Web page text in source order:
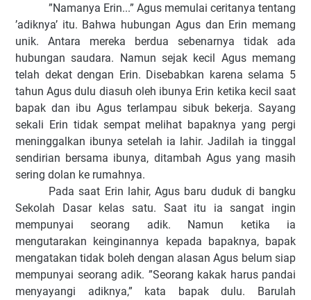
”Namanya Erin...” Agus memulai ceritanya tentang
’adiknya’ itu. Bahwa hubungan Agus dan Erin memang
unik. Antara mereka berdua sebenarnya tidak ada
hubungan saudara. Namun sejak kecil Agus memang
telah dekat dengan Erin. Disebabkan karena selama 5
tahun Agus dulu diasuh oleh ibunya Erin ketika kecil saat
bapak dan ibu Agus terlampau sibuk bekerja. Sayang
sekali Erin tidak sempat melihat bapaknya yang pergi
meninggalkan ibunya setelah ia lahir. Jadilah ia tinggal
sendirian bersama ibunya, ditambah Agus yang masih
sering dolan ke rumahnya.
Pada saat Erin lahir, Agus baru duduk di bangku
Sekolah Dasar kelas satu. Saat itu ia sangat ingin
mempunyai seorang adik. Namun ketika ia
mengutarakan keinginannya kepada bapaknya, bapak
mengatakan tidak boleh dengan alasan Agus belum siap
mempunyai seorang adik. ”Seorang kakak harus pandai
menyayangi adiknya,” kata bapak dulu. Barulah